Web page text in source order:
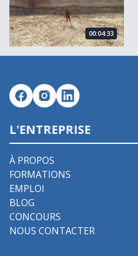
00:04:33
L'ENTREPRISE
À PROPOS
FORMATIONS
EMPLOI
BLOG
CONCOURS
NOUS CONTACTER